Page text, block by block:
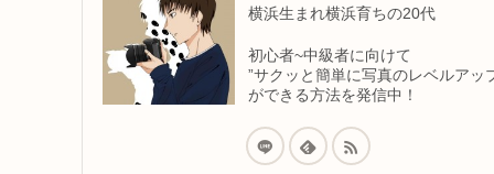
横浜生まれ横浜育ちの20代
初心者~中級者に向けて
”サクッと簡単に写真のレベルアッ
ができる方法を発信中！